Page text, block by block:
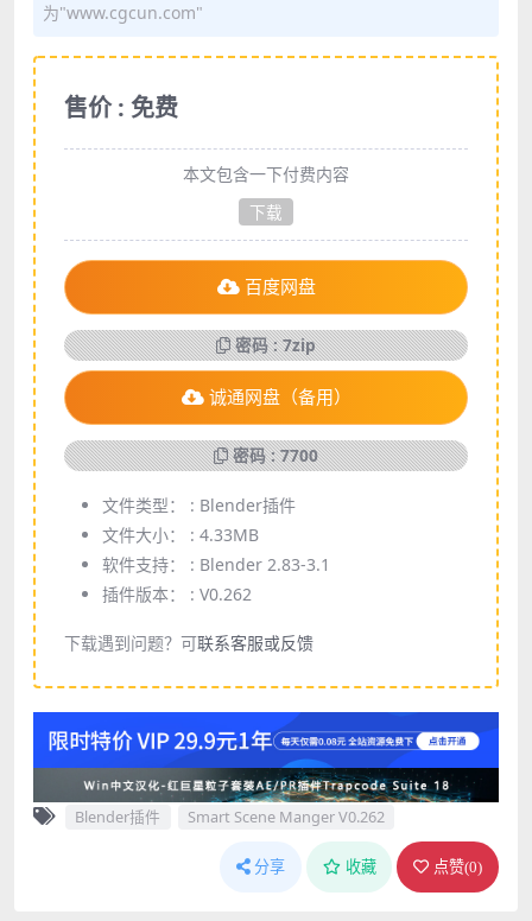
为"www.cgcun.com"
售价 : 免费
本文包含一下付费内容
下载
百度网盘
密码 : 7zip
诚通网盘（备用）
密码 : 7700
文件类型： : Blender插件
文件大小： : 4.33MB
软件支持： : Blender 2.83-3.1
插件版本： : V0.262
下载遇到问题？可联系客服或反馈
Blender插件 Smart Scene Manger V0.262
分享 收藏 点赞(0)